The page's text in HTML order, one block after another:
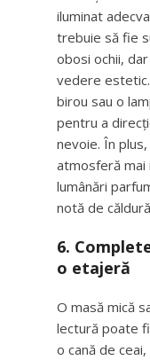
iluminat
trebuie să fie
obosi ochii,
vedere
birou sau o
pentru a
nevoie. În
atmosferă mai
lumânări
notă de
6.
o etajeră
O masă mică
lectură poate
o cană de